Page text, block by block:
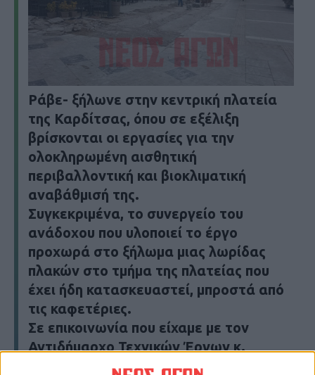
Ράβε- ξήλωνε στην κεντρική πλατεία
της Καρδίτσας, όπου σε εξέλιξη
βρίσκονται οι εργασίες για την
ολοκληρωμένη αισθητική
περιβαλλοντική και βιοκλιματική
αναβάθμισή της.
Συγκεκριμένα, το συνεργείο του
ανάδοχου που υλοποιεί το έργο
προχωρά στο ξήλωμα μιας λωρίδας
πλακών στο τμήμα της πλατείας που
έχει ήδη κατασκευαστεί, μπροστά από
τις καφετέριες.
Σε επικοινωνία που είχαμε με τον
Αντιδήμαρχο Τεχνικών Έργων κ.
Παναγιώτη Σβερώνη, σημείωσε ότι οι